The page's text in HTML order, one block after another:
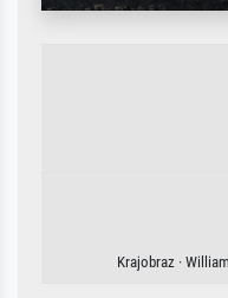
Krajobraz ·